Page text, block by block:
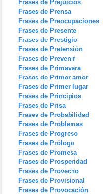
Frases de Prejuicios
Frases de Prensa
Frases de Preocupaciones
Frases de Presente
Frases de Prestigio
Frases de Pretensión
Frases de Prevenir
Frases de Primavera
Frases de Primer amor
Frases de Primer lugar
Frases de Principios
Frases de Prisa
Frases de Probabilidad
Frases de Problemas
Frases de Progreso
Frases de Prólogo
Frases de Promesa
Frases de Prosperidad
Frases de Provecho
Frases de Provisional
Frases de Provocación